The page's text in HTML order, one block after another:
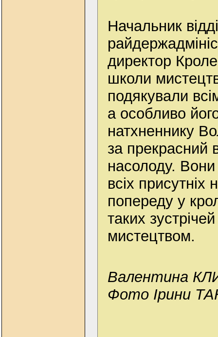
Начальник
директор
школи
подякували
а особливо
натхненнику
за прекрасний
насолоду.
всіх присутніх
попереду у
таких
мистецтвом.
Валентина
Фото Ірини